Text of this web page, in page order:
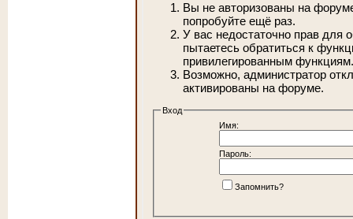
Вы не авторизованы на
попробуйте ещё раз.
У вас недостаточно прав для
пытаетесь обратиться к
привилегированным функциям.
Возможно, администратор
активированы на форуме.
Вход
Имя:
Пароль:
Запомнить?